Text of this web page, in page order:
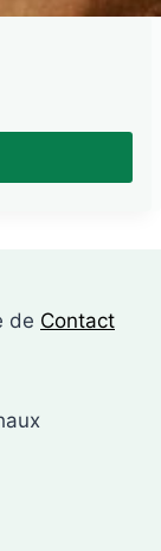
de Contact